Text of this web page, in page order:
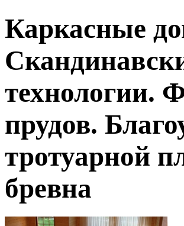
Каркасные
технологии.
прудов.
тротуарной
бревна